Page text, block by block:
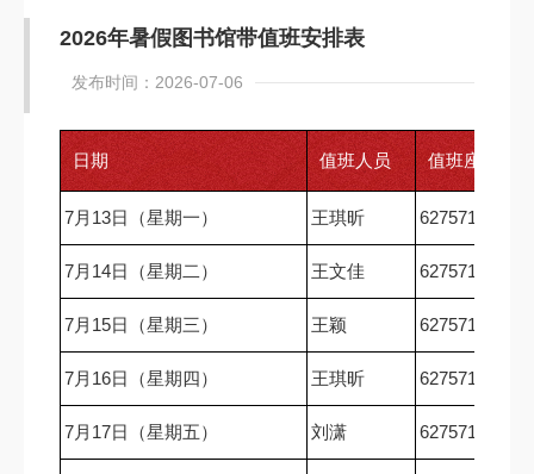
2026年暑假图书馆带值班安排表
发布时间：2026-07-06
日期 值班人员 值班座机
7月13日（星期一） 王琪昕 62757167
7月14日（星期二） 王文佳 62757167
7月15日（星期三） 王颖 62757167
7月16日（星期四） 王琪昕 62757167
7月17日（星期五） 刘潇 62757167